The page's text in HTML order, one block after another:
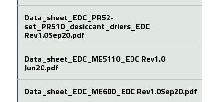
Data_sheet_EDC_PR52-
set_PR510_desiccant_driers_EDC
Rev1.0Sep20.pdf
Data_sheet_EDC_ME5110_EDC Rev1.0
Jun20.pdf
Data_sheet_EDC_ME600_EDC Rev1.0Sep20.pdf